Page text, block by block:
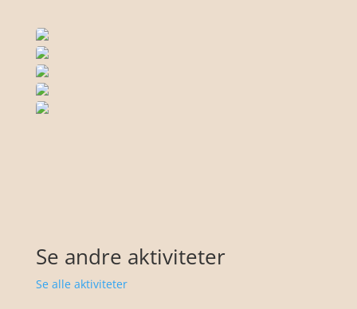
Se andre aktiviteter
Se alle aktiviteter